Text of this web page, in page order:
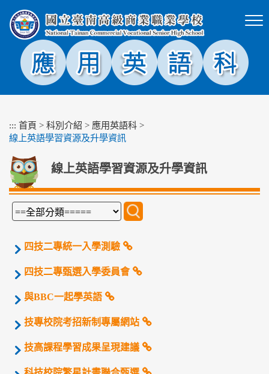
塊
::: 首頁 > 科別介紹 > 應用英語科 >
線上英語學習資源及升學資訊
線上英語學習資源及升學資訊
四技二專統一入學測驗
四技二專甄選入學委員會
與BBC一起學英語
技專校院考招新制專屬網站
技高課程學習成果呈現建議